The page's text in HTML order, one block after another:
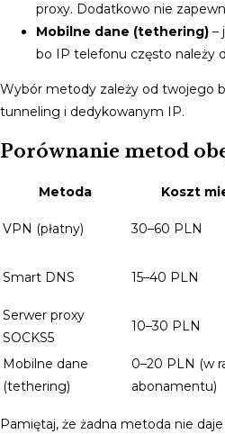
proxy. Dodatkowo nie
Mobilne dane (tethering) –
bo IP telefonu często należy
Wybór metody zależy od twojego
tunneling i dedykowanym IP.
Porównanie metod
Metoda Koszt
VPN (płatny) 30–60 PLN
Smart DNS 15–40 PLN
Serwer proxy
SOCKS5
10–30 PLN
Mobilne dane
(tethering)
0–20 PLN (w
abonamentu)
Pamiętaj, że żadna metoda nie